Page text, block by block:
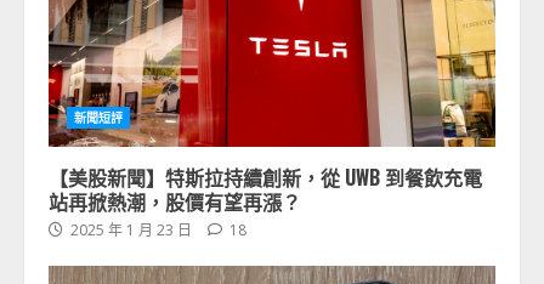
新聞短評
【美股新聞】特斯拉持續創新，從 UWB 到餐飲充電
站再掀熱潮，股價有望再漲？
2025 年 1 月 23 日 18